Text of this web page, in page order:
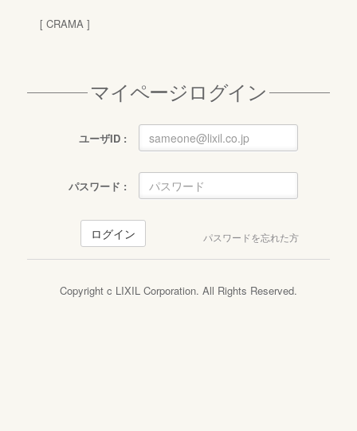
マイページログイン
ユーザID :
パスワード :
ログイン パスワードを忘れた方
Copyright c LIXIL Corporation. All Rights Reserved.